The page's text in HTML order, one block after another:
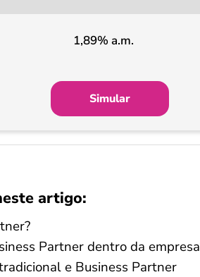
1,89% a.m.
Simular
artigo:
Partner dentro da
e Business Partner